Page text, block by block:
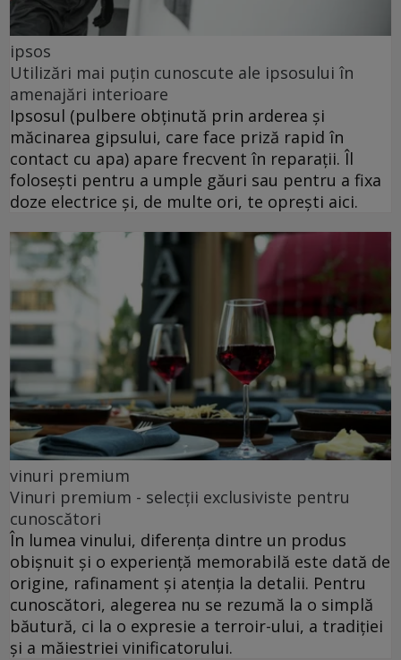
ipsos
Utilizări mai puțin cunoscute ale ipsosului în
amenajări interioare
Ipsosul (pulbere obținută prin arderea și
măcinarea gipsului, care face priză rapid în
contact cu apa) apare frecvent în reparații. Îl
folosești pentru a umple găuri sau pentru a fixa
doze electrice și, de multe ori, te oprești aici.
vinuri premium
Vinuri premium - selecții exclusiviste pentru
cunoscători
În lumea vinului, diferența dintre un produs
obișnuit și o experiență memorabilă este dată de
origine, rafinament și atenția la detalii. Pentru
cunoscători, alegerea nu se rezumă la o simplă
băutură, ci la o expresie a terroir-ului, a tradiției
și a măiestriei vinificatorului.